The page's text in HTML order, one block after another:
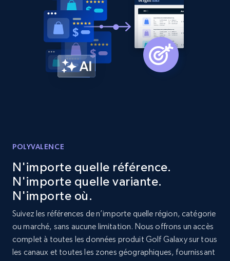
URL, Product id, Listing inventory id, Title, Rating,
Reviews count shop, Reviews count item, Initial
price, and more.
1.9K+ 323+ Commencer
Reviews count shop, Reviews count item, Initial
1.9K+ 323+ Commencer
Etsy - Collects data from shop's URL
URL, Product id, Listing inventory id, Title, Rating,
POLYVALENCE
N'importe quelle référence.
N'importe quelle variante.
N'importe où.
Suivez les références de n’importe quelle région, catégorie
ou marché, sans aucune limitation. Nous offrons un accès
complet à toutes les données produit Golf Galaxy sur tous
les canaux et toutes les zones géographiques, fournissant